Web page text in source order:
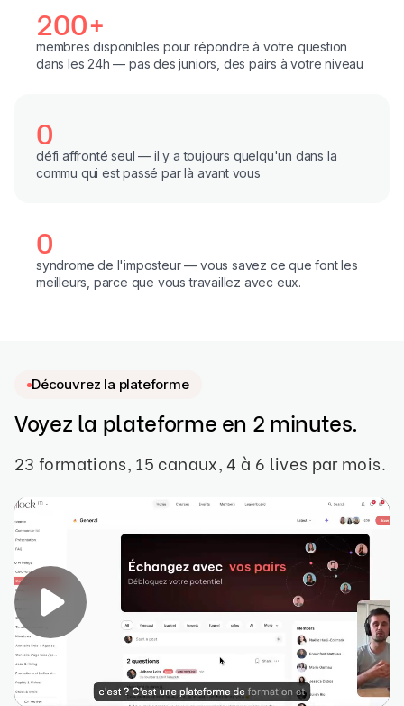
200+
membres disponibles pour répondre à votre question
dans les 24h — pas des juniors, des pairs à votre niveau
0
défi affronté seul — il y a toujours quelqu'un dans la
commu qui est passé par là avant vous
0
syndrome de l'imposteur — vous savez ce que font les
meilleurs, parce que vous travaillez avec eux.
Découvrez la plateforme
Voyez la plateforme en 2 minutes.
23 formations, 15 canaux, 4 à 6 lives par mois.